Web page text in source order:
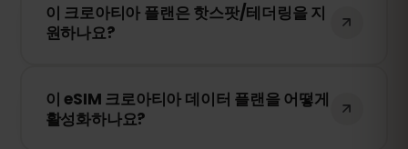
추가 데이터를 구매할 수 있습니다. 계정에
로그인하여 원하는 데이터 용량을 선택하세
이 크로아티아 플랜은 핫스팟/테더링을 지
원하나요?
통해 다른 기기와 공유할 수 있습니다. 다만,
속도 및 이용 가능 여부는 현지 네트워크 사
이 eSIM 크로아티아 데이터 플랜을 어떻게
활성화하나요?